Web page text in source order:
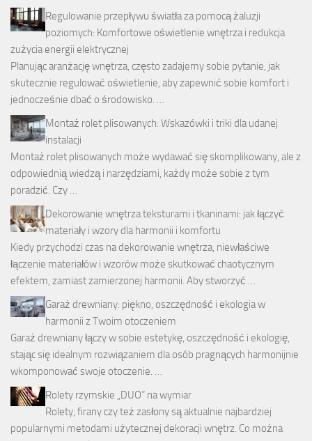
Regulowanie przepływu światła za pomocą żaluzji
poziomych: Komfortowe oświetlenie wnętrza i redukcja
zużycia energii elektrycznej
Planując aranżację wnętrza, często zadajemy sobie pytanie, jak
skutecznie regulować oświetlenie, aby zapewnić sobie komfort i
jednocześnie dbać o środowisko. …
Montaż rolet plisowanych: Wskazówki i triki dla udanej
instalacji
Montaż rolet plisowanych może wydawać się skomplikowany, ale z
odpowiednią wiedzą i narzędziami, każdy może sobie z tym
poradzić. Czy …
Dekorowanie wnętrza teksturami i tkaninami: jak łączyć
materiały i wzory dla harmonii i komfortu
Kiedy przychodzi czas na dekorowanie wnętrza, niewłaściwe
łączenie materiałów i wzorów może skutkować chaotycznym
efektem, zamiast zamierzonej harmonii. Aby stworzyć …
Garaż drewniany: piękno, oszczędność i ekologia w
harmonii z Twoim otoczeniem
Garaż drewniany łączy w sobie estetykę, oszczędność i ekologię,
stając się idealnym rozwiązaniem dla osób pragnących harmonijnie
wkomponować swoje otoczenie. …
Rolety rzymskie „DUO” na wymiar
Rolety, firany czy też zasłony są aktualnie najbardziej
popularnymi metodami użytecznej dekoracji wnętrz. Co można